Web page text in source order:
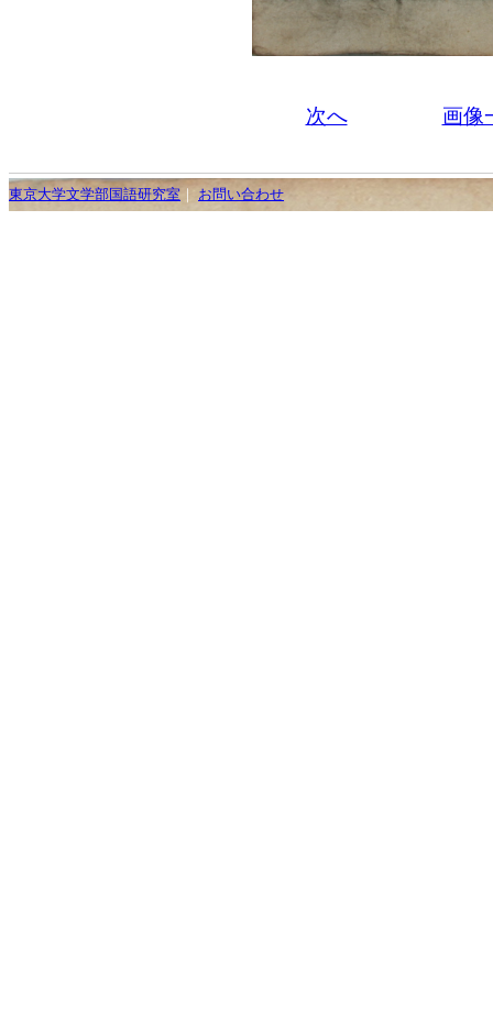
次へ 画像
東京大学文学部国語研究室 ｜ お問い合わせ